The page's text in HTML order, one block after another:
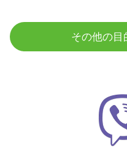
その他の目